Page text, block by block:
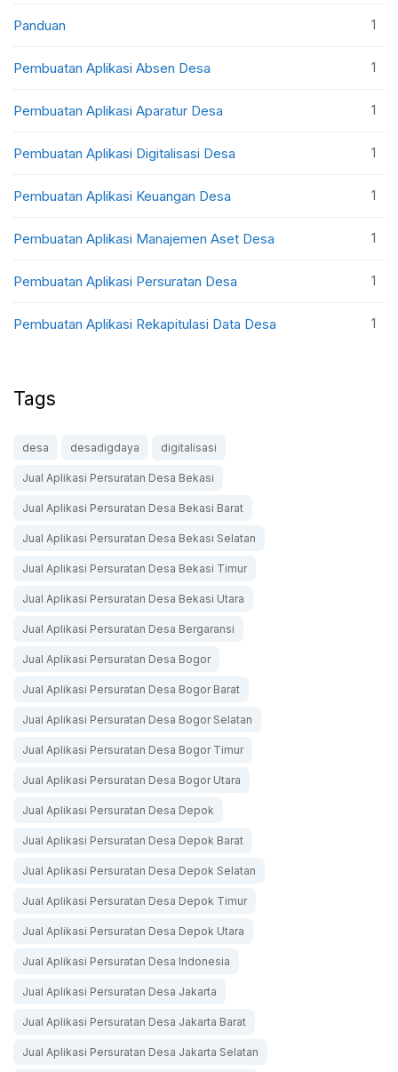
Panduan 1
Pembuatan Aplikasi Absen Desa 1
Pembuatan Aplikasi Aparatur Desa 1
Pembuatan Aplikasi Digitalisasi Desa 1
Pembuatan Aplikasi Keuangan Desa 1
Pembuatan Aplikasi Manajemen Aset Desa 1
Pembuatan Aplikasi Persuratan Desa 1
Pembuatan Aplikasi Rekapitulasi Data Desa 1
Tags
desa desadigdaya digitalisasi
Jual Aplikasi Persuratan Desa Bekasi
Jual Aplikasi Persuratan Desa Bekasi Barat
Jual Aplikasi Persuratan Desa Bekasi Selatan
Jual Aplikasi Persuratan Desa Bekasi Timur
Jual Aplikasi Persuratan Desa Bekasi Utara
Jual Aplikasi Persuratan Desa Bergaransi
Jual Aplikasi Persuratan Desa Bogor
Jual Aplikasi Persuratan Desa Bogor Barat
Jual Aplikasi Persuratan Desa Bogor Selatan
Jual Aplikasi Persuratan Desa Bogor Timur
Jual Aplikasi Persuratan Desa Bogor Utara
Jual Aplikasi Persuratan Desa Depok
Jual Aplikasi Persuratan Desa Depok Barat
Jual Aplikasi Persuratan Desa Depok Selatan
Jual Aplikasi Persuratan Desa Depok Timur
Jual Aplikasi Persuratan Desa Depok Utara
Jual Aplikasi Persuratan Desa Indonesia
Jual Aplikasi Persuratan Desa Jakarta
Jual Aplikasi Persuratan Desa Jakarta Barat
Jual Aplikasi Persuratan Desa Jakarta Selatan